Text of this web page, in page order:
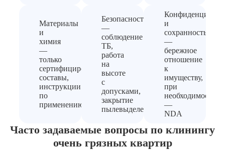
Материалы
и
химия
—
только
сертифицированные
составы,
инструкции
по
применению
Безопасность
—
соблюдение
ТБ,
работа
на
высоте
с
допусками,
закрытие
пылевыделения
и
сохранность
—
бережное
отношение
к
имуществу,
при
необходимости
—
NDA
Часто задаваемые вопросы по клинингу
очень грязных квартир